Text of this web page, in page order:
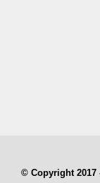
© Copyright 2017